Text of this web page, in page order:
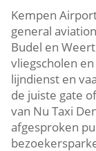
Kempen
general
Budel en
vliegscholen
lijndienst en
de juiste gate
van Nu Taxi
afgesproken